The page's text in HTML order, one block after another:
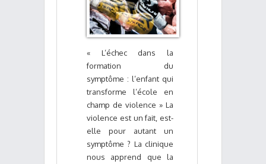
« L’échec dans la
formation du
symptôme : l’enfant qui
transforme l’école en
champ de violence » La
violence est un fait, est-
elle pour autant un
symptôme ? La clinique
nous apprend que la